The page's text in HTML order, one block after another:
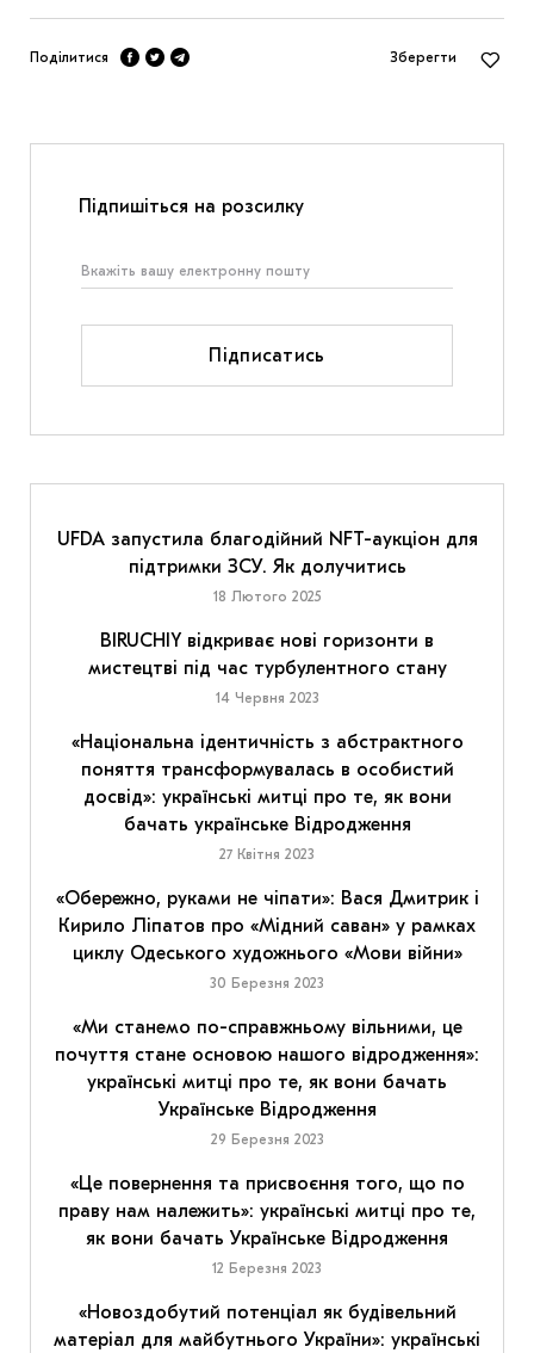
Поділитися Зберегти
Підпишіться на розсилку
Підписатись
UFDA запустила благодійний NFT-аукціон для
підтримки ЗСУ. Як долучитись
18 Лютого 2025
BIRUCHIY відкриває нові горизонти в
мистецтві під час турбулентного стану
14 Червня 2023
«Національна ідентичність з абстрактного
поняття трансформувалась в особистий
досвід»: українські митці про те, як вони
бачать українське Відродження
27 Квітня 2023
«Обережно, руками не чіпати»: Вася Дмитрик і
Кирило Ліпатов про «Мідний саван» у рамках
циклу Одеського художнього «Мови війни»
30 Березня 2023
«Ми станемо по-справжньому вільними, це
почуття стане основою нашого відродження»:
українські митці про те, як вони бачать
Українське Відродження
29 Березня 2023
«Це повернення та присвоєння того, що по
праву нам належить»: українські митці про те,
як вони бачать Українське Відродження
12 Березня 2023
«Новоздобутий потенціал як будівельний
матеріал для майбутнього України»: українські